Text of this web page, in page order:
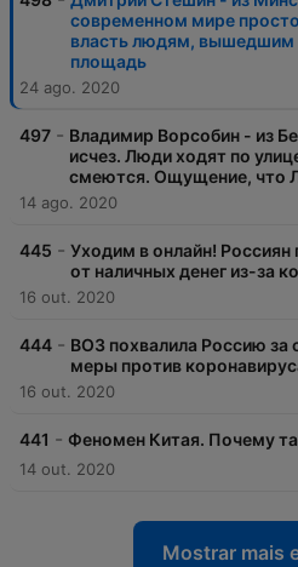
современном мире
власть людям, вышедшим
площадь
24 ago. 2020
497 - Владимир Ворсобин - из
исчез. Люди ходят по
смеются. Ощущение, что
14 ago. 2020
445 - Уходим в онлайн! Россиян
от наличных денег из-за
16 out. 2020
444 - ВОЗ похвалила Россию за
меры против
16 out. 2020
441 - Феномен Китая. Почему
14 out. 2020
Mostrar mais